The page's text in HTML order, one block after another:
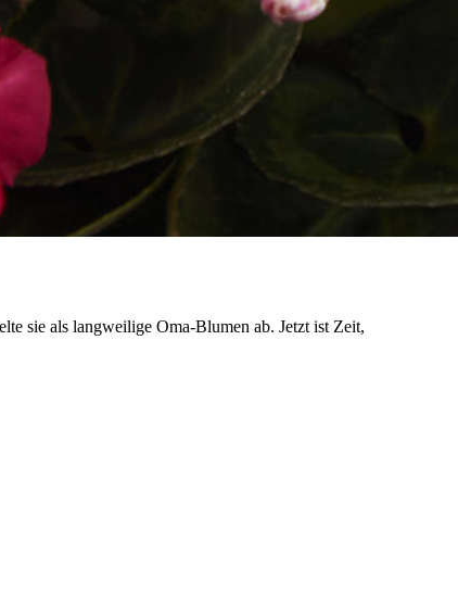
sie als langweilige Oma-Blumen ab. Jetzt ist Zeit,